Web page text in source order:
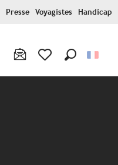
Presse Voyagistes Handicap